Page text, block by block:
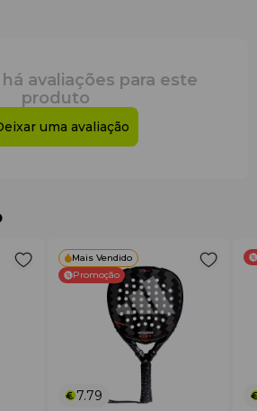
avaliações para este
produto
uma avaliação
Mais Vendido
Promoção
7.79